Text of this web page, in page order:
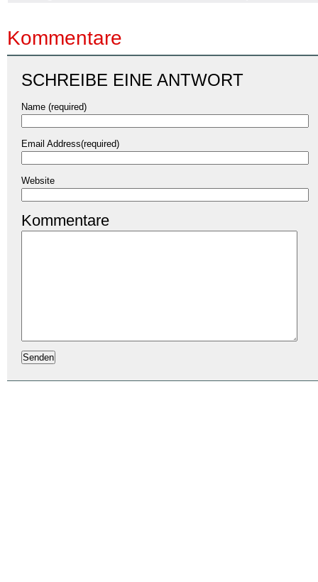
Kommentare
SCHREIBE EINE ANTWORT
Name (required)
Email Address(required)
Website
Kommentare